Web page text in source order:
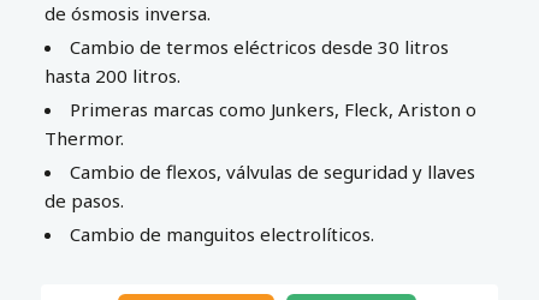
de ósmosis inversa.
Cambio de termos eléctricos desde 30 litros
hasta 200 litros.
Primeras marcas como Junkers, Fleck, Ariston o
Thermor.
Cambio de flexos, válvulas de seguridad y llaves
de pasos.
Cambio de manguitos electrolíticos.